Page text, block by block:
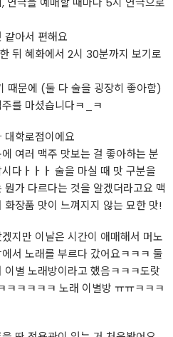
같아서 편해요
뒤 혜화에서 2시 30분까지 보기로
때문에 (둘 다 술을 굉장히 좋아함)
를 마셨습니다ㅋ_ㅋ
대학로점이에요
여러 맥주 맛보는 걸 좋아하는 분
다ㅏㅏㅏ 술을 마실 때 맛 구분을
가 다르다는 것을 알겠더라고요 맥
장품 맛이 느껴지지 않는 묘한 맛!
지만 이날은 시간이 애매해서 머노
서 노래를 부르다 갔어요ㅋㅋㅋ 둘
별 노래방이라고 했음ㅋㅋㅋ도랏
ㅋㅋㅋㅋㅋ 노래 이별방 ㅠㅠㅋㅋㅋ